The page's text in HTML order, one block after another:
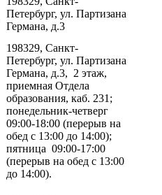
Петербург, ул. Партизана
Германа, д.3
198329, Санкт-
Петербург, ул. Партизана
Германа, д.3, 2 этаж,
приемная Отдела
образования, каб. 231;
понедельник-четверг
09:00-18:00 (перерыв на
обед с 13:00 до 14:00);
пятница 09:00-17:00
(перерыв на обед с 13:00
до 14:00).